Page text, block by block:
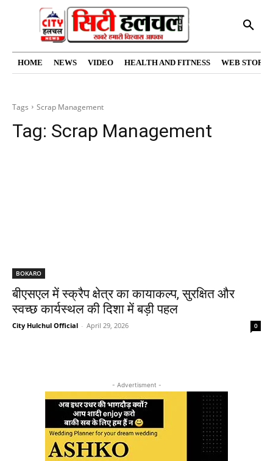
HOME NEWS VIDEO HEALTH AND FITNESS WEB
Tags Scrap Management
Tag: Scrap Management
BOKARO
बीएसएल में स्क्रैप क्षेत्र का कायाकल्प, सुरक्षित और
स्वच्छ कार्यस्थल की दिशा में बड़ी पहल
City Hulchul Official - April 29, 2026 0
- Advertisment -